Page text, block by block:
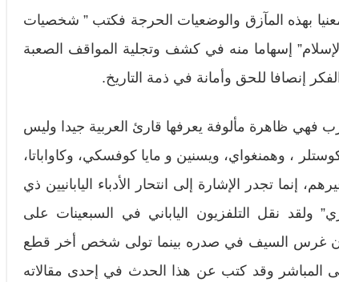
بهذه المآزق والوضعيات الحرجة فكتب ” شخصيات
إسهاما منه في كشف وتجلية المواقف الصعبة
إنصافا للحق وأمانة في ذمة التاريخ.
فهي ظاهرة مألوفة يعرفها قارئ العربية جيدا وليس
، وهمنغواي، ويسنين و مايا كوفسكي، وكاواباتا،
إنما تجدر الإشارة إلى انتحار الأدباء اليابانيين ذي
ولقد نقل التلفزيون الياباني في السبعينات على
بأن غرس السيف في صدره بينما تولى شخص أخر قطع
المباشر وقد كتب عن هذا الحدث في إحدى مقالاته